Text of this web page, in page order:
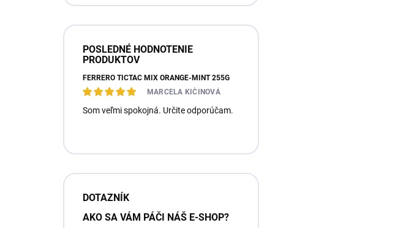
POSLEDNÉ HODNOTENIE
PRODUKTOV
FERRERO TICTAC MIX ORANGE-MINT 255G
MARCELA KIČINOVÁ
Som veľmi spokojná. Určite odporúčam.
DOTAZNÍK
AKO SA VÁM PÁČI NÁŠ E-SHOP?